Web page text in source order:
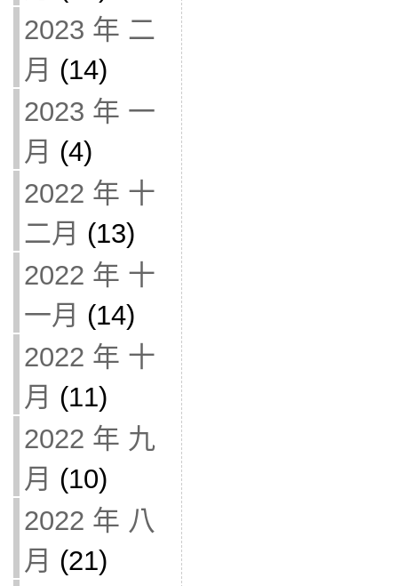
2023 年 二
月 (14)
2023 年 一
月 (4)
2022 年 十
二月 (13)
2022 年 十
一月 (14)
2022 年 十
月 (11)
2022 年 九
月 (10)
2022 年 八
月 (21)